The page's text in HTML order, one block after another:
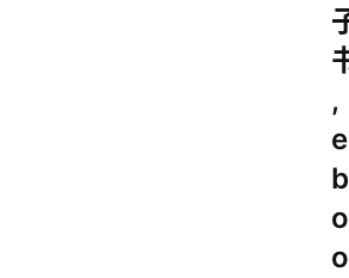
,
e
b
o
o